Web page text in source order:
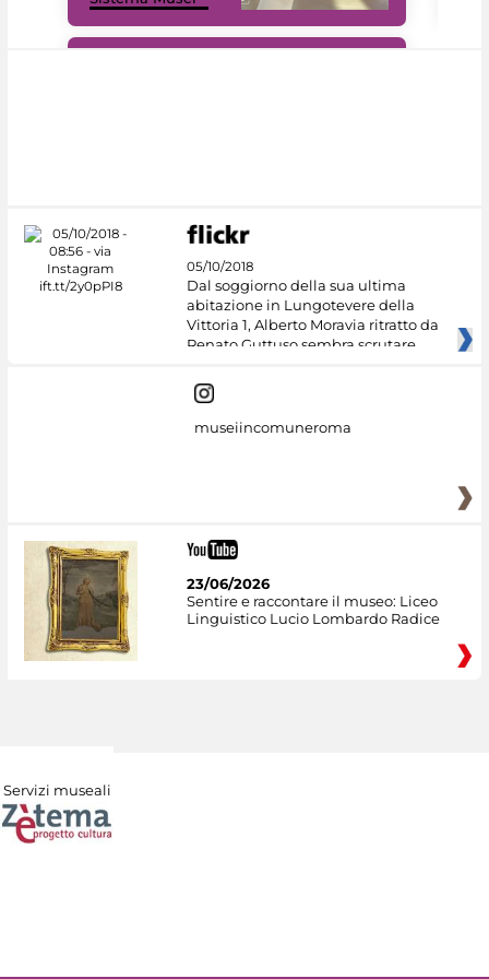
05/10/2018
Dal soggiorno della sua ultima
abitazione in Lungotevere della
Vittoria 1, Alberto Moravia ritratto da
Renato Guttuso sembra scrutare
museiincomuneroma
23/06/2026
Sentire e raccontare il museo: Liceo
Linguistico Lucio Lombardo Radice
Servizi museali